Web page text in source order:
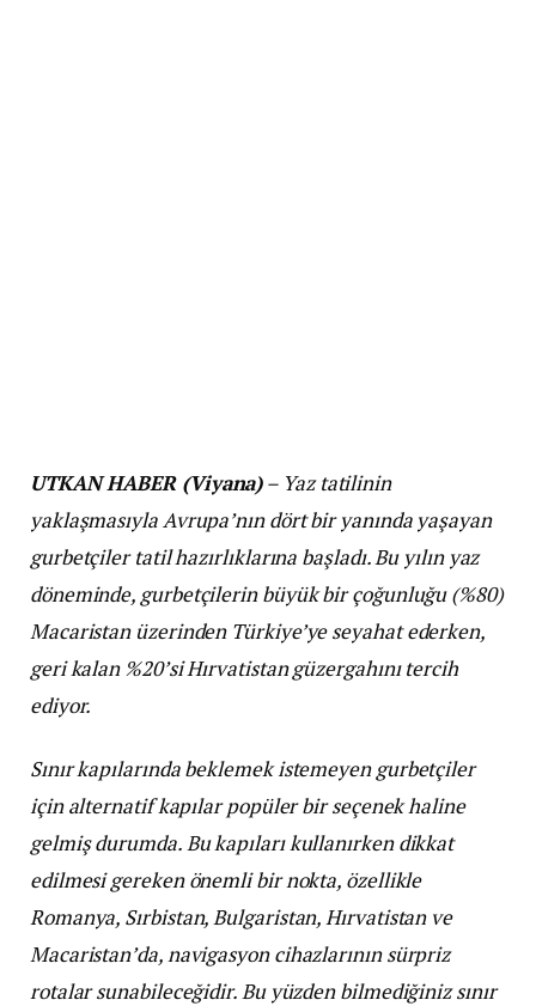
UTKAN HABER (Viyana)– Yaz tatilinin
yaklaşmasıyla Avrupa’nın dört bir yanında yaşayan
gurbetçiler tatil hazırlıklarına başladı. Bu yılın yaz
döneminde, gurbetçilerin büyük bir çoğunluğu (%80)
Macaristan üzerinden Türkiye’ye seyahat ederken,
geri kalan %20’si Hırvatistan güzergahını tercih
ediyor.
Sınır kapılarında beklemek istemeyen gurbetçiler
için alternatif kapılar popüler bir seçenek haline
gelmiş durumda. Bu kapıları kullanırken dikkat
edilmesi gereken önemli bir nokta, özellikle
Romanya, Sırbistan, Bulgaristan, Hırvatistan ve
Macaristan’da, navigasyon cihazlarının sürpriz
rotalar sunabileceğidir. Bu yüzden bilmediğiniz sınır